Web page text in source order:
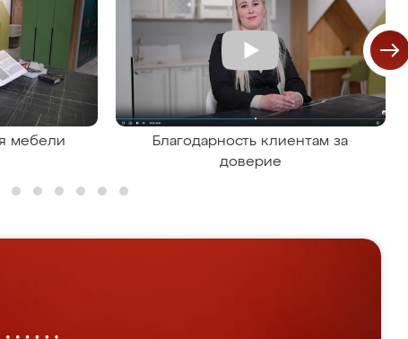
мебели
Благодарность клиентам за
доверие